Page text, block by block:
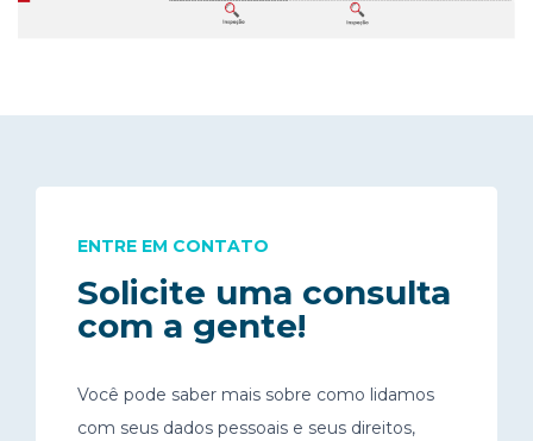
ENTRE EM CONTATO
Solicite uma consulta
com a gente!
Você pode saber mais sobre como lidamos
com seus dados pessoais e seus direitos,